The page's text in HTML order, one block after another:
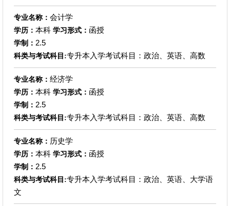
专业名称： 会计学
学历： 本科 学习形式： 函授
学制： 2.5
科类与考试科目:专升本入学考试科目：政治、英语、高数
专业名称： 经济学
学历： 本科 学习形式： 函授
学制： 2.5
科类与考试科目:专升本入学考试科目：政治、英语、高数
专业名称： 历史学
学历： 本科 学习形式： 函授
学制： 2.5
科类与考试科目:专升本入学考试科目：政治、英语、大学语
文